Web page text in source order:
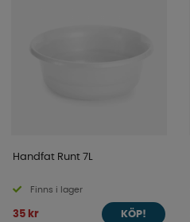
Handfat Runt 7L
Finns i lager
35 kr KÖP!